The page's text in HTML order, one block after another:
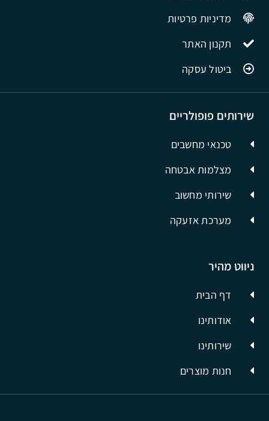
ניווט מהיר
דף הבית
אודותינו
שירותינו
חנות מוצרים
שירותים פופולריים
טכנאי מחשבים
מצלמות אבטחה
שירותי מחשוב
מערכת אזעקה
מדיניות פרטיות
תקנון האתר
ביטול עסקה